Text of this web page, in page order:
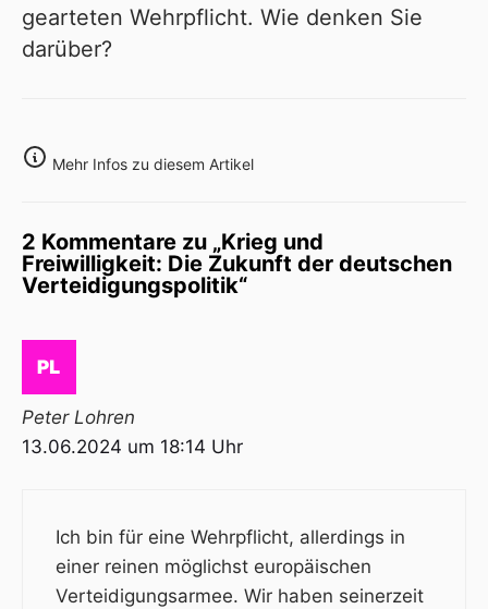
gearteten Wehrpflicht. Wie denken Sie
darüber?
Mehr Infos zu diesem Artikel
2 Kommentare zu „Krieg und
Freiwilligkeit: Die Zukunft der deutschen
Verteidigungspolitik“
Peter Lohren
13.06.2024 um 18:14 Uhr
Ich bin für eine Wehrpflicht, allerdings in
einer reinen möglichst europäischen
Verteidigungsarmee. Wir haben seinerzeit